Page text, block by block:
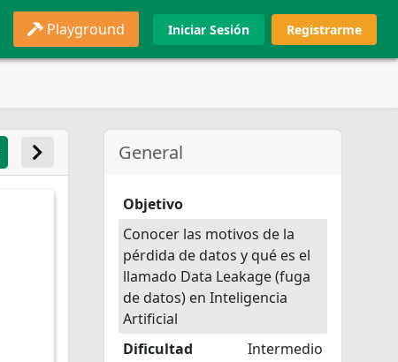
Playground Iniciar Sesión Registrarme
General
Objetivo
Conocer las motivos de la
pérdida de datos y qué es el
llamado Data Leakage (fuga
de datos) en Inteligencia
Artificial
Dificultad
Intermedio